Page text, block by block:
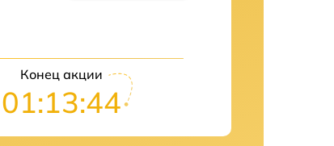
Конец акции
01:13:42